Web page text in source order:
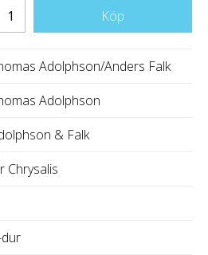
Köp
Adolphson/Anders Falk
Adolphson
& Falk
Chrysalis
dur